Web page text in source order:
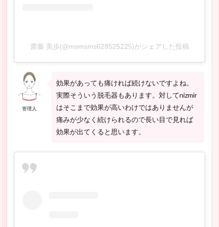
齋藤 美歩(@msmsms628525225)がシェアした投稿
管理人
効果があっても痛ければ続けないですよね。
実際そういう脱毛器もあります。対してnizmir
はそこまで効果が高いわけではありませんが
痛みが少なく続けられるので長い目で見れば
効果が出てくると思います。